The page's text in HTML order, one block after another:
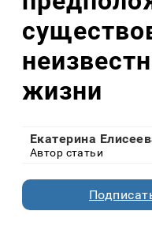
жизни
Екатерина
Автор статьи